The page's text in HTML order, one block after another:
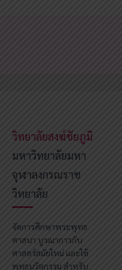
วิทยาลัยสงฆ์ชัยภูมิ
มหาวิทยาลัยมหา
จุฬาลงกรณราช
วิทยาลัย
จัดการศึกษาพระพุทธ
ศาสนา บูรณาการกับ
ศาสตร์สมัยใหม่ และใช้
พุทธนวัตกรรม สำหรับ